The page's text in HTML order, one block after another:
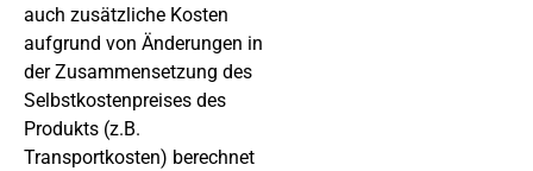
auch zusätzliche Kosten
aufgrund von Änderungen in
der Zusammensetzung des
Selbstkostenpreises des
Produkts (z.B.
Transportkosten) berechnet